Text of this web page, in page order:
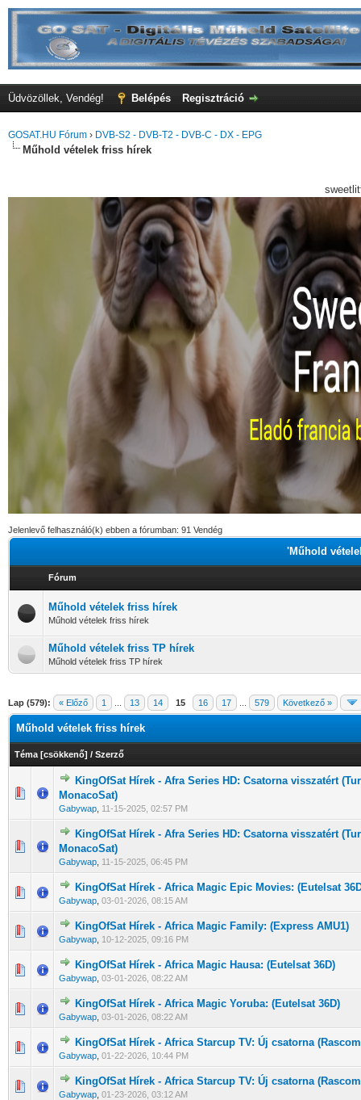
Üdvözöllek, Vendég! Belépés Regisztráció
GOSAT.HU Fórum › DVB-S2 - DVB-T2 - DVB-C - DX - EPG
Műhold vételek friss hírek
Jelenlevő felhasználó(k) ebben a fórumban: 91 Vendég
'Műhold
Fórum
Műhold vételek friss hírek
Műhold vételek friss hírek
Műhold vételek friss TP hírek
Műhold vételek friss TP hírek
Lap (579): « Előző 1 13 14 15 16 17 579 Következő »
Műhold vételek friss hírek
Téma [csökkenő] / Szerző
KingOfSat Hírek - Afra Series HD: Csatorna visszatért
MonacoSat)
Gabywap 11-15-2025, 02:57 PM
0 Szavazat - 0 / 5 átlagban
KingOfSat Hírek - Afra Series HD: Csatorna visszatért
MonacoSat)
Gabywap 11-15-2025, 06:45 PM
0 Szavazat - 0 / 5 átlagban
KingOfSat Hírek - Africa Magic Epic Movies: (Eutelsat
Gabywap 03-01-2026, 08:15 AM
0 Szavazat - 0 / 5 átlagban
12345
KingOfSat Hírek - Africa Magic Family: (Express AMU1)
Gabywap 10-12-2025, 09:16 PM
0 Szavazat - 0 / 5 átlagban
12345
KingOfSat Hírek - Africa Magic Hausa: (Eutelsat 36D)
Gabywap 03-01-2026, 08:22 AM
0 Szavazat - 0 / 5 átlagban
12345
KingOfSat Hírek - Africa Magic Yoruba: (Eutelsat 36D)
Gabywap 03-01-2026, 08:22 AM
0 Szavazat - 0 / 5 átlagban
12345
KingOfSat Hírek - Africa Starcup TV: Új csatorna
Gabywap 01-22-2026, 10:44 PM
0 Szavazat - 0 / 5 átlagban
12345
KingOfSat Hírek - Africa Starcup TV: Új csatorna
Gabywap 01-23-2026, 03:12 AM
0 Szavazat - 0 / 5 átlagban
12345